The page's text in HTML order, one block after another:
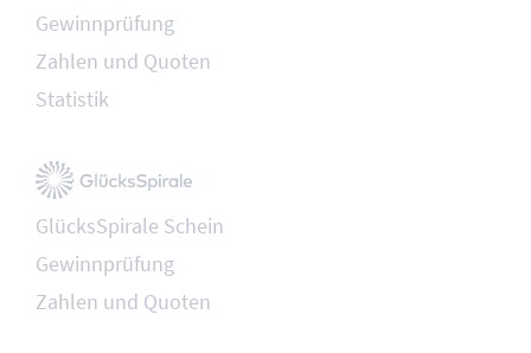
Gewinnprüfung
Zahlen und Quoten
Statistik
GlücksSpirale Schein
Gewinnprüfung
Zahlen und Quoten